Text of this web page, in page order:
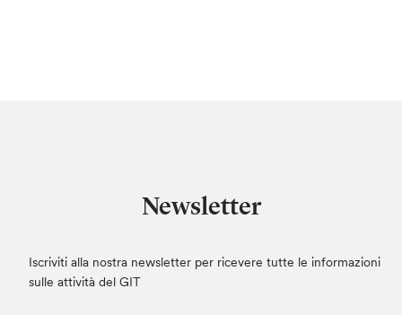
Newsletter
Iscriviti alla nostra newsletter per ricevere tutte le informazioni
sulle attività del GIT